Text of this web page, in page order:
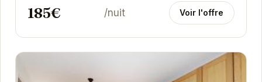
185€ /nuit Voir l'offre